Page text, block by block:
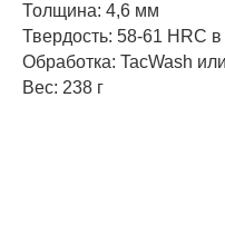
Толщина: 4,6 мм
Твердость: 58-61 HRC
Обработка: TacWash
Вес: 238 г